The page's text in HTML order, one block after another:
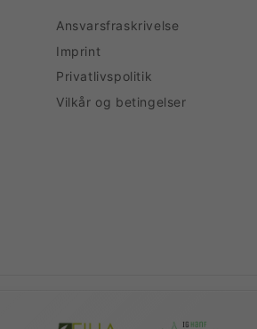
Ansvarsfraskrivelse
Imprint
Privatlivspolitik
Vilkår og betingelser